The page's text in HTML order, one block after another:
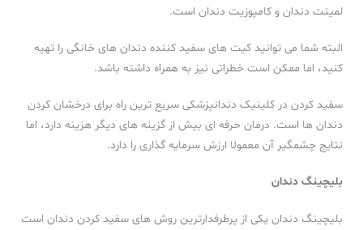
لمینت دندان و کامپوزیت دندان است.
البته شما می توانید کیت های سفید کننده دندان های خانگی را تهیه
کنید، اما ممکن است خطراتی نیز به همراه داشته باشد.
سفید کردن در کلینیک دندانپزشکی سریع ترین راه برای درخشان کردن
دندان ها است. درمان حرفه ای بیش از گزینه های دیگر هزینه دارد، اما
نتایج چشمگیر آن معمولا ارزش سرمایه گذاری را دارد.
بلیچینگ دندان
بلیچینگ دندان یکی از پرطرفدارترین روش های سفید کردن دندان است